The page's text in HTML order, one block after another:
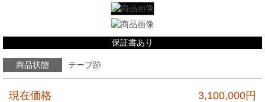
保証書あり
商品状態 テープ跡
現在価格 3,100,000円